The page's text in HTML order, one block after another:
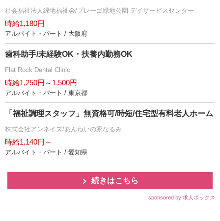
社会福祉法人緑地福祉会/プレーゴ緑地公園 デイサービスセンター
時給1,180円
アルバイト・パート / 大阪府
歯科助手/未経験OK・扶養内勤務OK
Flat Rock Dental Clinic
時給1,250円～1,500円
アルバイト・パート / 東京都
「福祉調理スタッフ」無資格可/時短/住宅型有料老人ホーム
株式会社アンネイズ/あんねいの家なるみ
時給1,140円～
アルバイト・パート / 愛知県
続きはこちら
sponsored by 求人ボックス